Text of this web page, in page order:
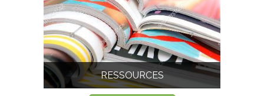
RESSOURCES